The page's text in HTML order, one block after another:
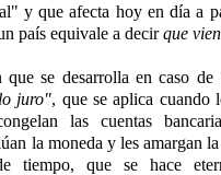
y que afecta hoy en día a
país equivale a decirque
que se desarrolla en caso de
juro", que se aplica cuando
las cuentas
la moneda y les amargan
tiempo, que se hace